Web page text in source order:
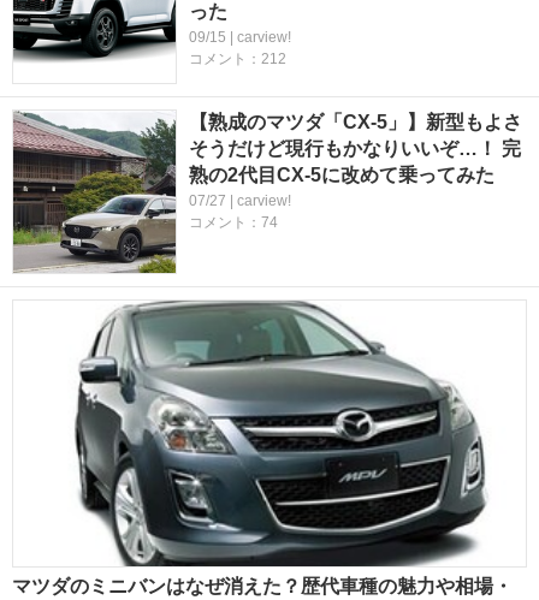
った
09/15 | carview!
コメント：212
【熟成のマツダ「CX-5」】新型もよさ
そうだけど現行もかなりいいぞ…！ 完
熟の2代目CX-5に改めて乗ってみた
07/27 | carview!
コメント：74
マツダのミニバンはなぜ消えた？歴代車種の魅力や相場・